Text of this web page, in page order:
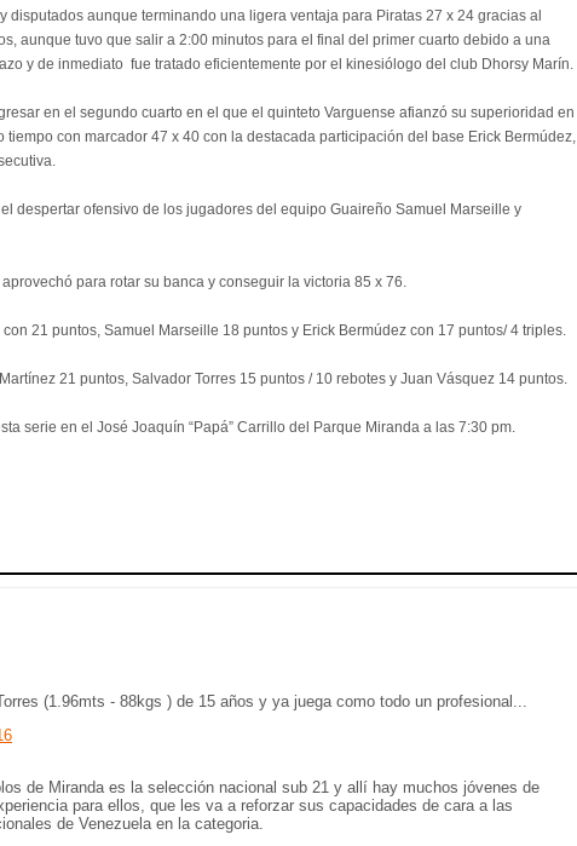
disputados aunque terminando una ligera ventaja para Piratas 27 x 24 gracias al
aunque tuvo que salir a 2:00 minutos para el final del primer cuarto debido a una
y de inmediato fue tratado eficientemente por el kinesiólogo del club Dhorsy Marín.
en el segundo cuarto en el que el quinteto Varguense afianzó su superioridad en
con marcador 47 x 40 con la destacada participación del base Erick Bermúdez,
despertar ofensivo de los jugadores del equipo Guaireño Samuel Marseille y
para rotar su banca y conseguir la victoria 85 x 76.
21 puntos, Samuel Marseille 18 puntos y Erick Bermúdez con 17 puntos/ 4 triples.
21 puntos, Salvador Torres 15 puntos / 10 rebotes y Juan Vásquez 14 puntos.
serie en el José Joaquín “Papá” Carrillo del Parque Miranda a las 7:30 pm.
(1.96mts - 88kgs ) de 15 años y ya juega como todo un profesional...
de Miranda es la selección nacional sub 21 y allí hay muchos jóvenes de
para ellos, que les va a reforzar sus capacidades de cara a las
de Venezuela en la categoria.